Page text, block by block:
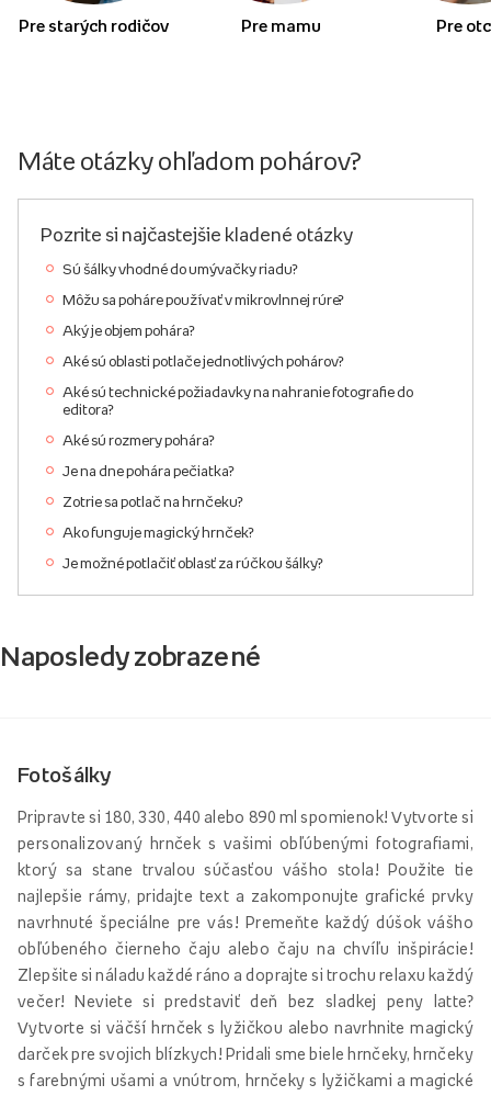
Pre starých rodičov Pre mamu Pre
Máte otázky ohľadom pohárov?
Pozrite si najčastejšie kladené otázky
Sú šálky vhodné do umývačky riadu?
Môžu sa poháre používať v mikrovlnnej rúre?
Aký je objem pohára?
Aké sú oblasti potlače jednotlivých pohárov?
Aké sú technické požiadavky na nahranie fotografie do
editora?
Aké sú rozmery pohára?
Je na dne pohára pečiatka?
Zotrie sa potlač na hrnčeku?
Ako funguje magický hrnček?
Je možné potlačiť oblasť za rúčkou šálky?
Naposledy zobrazené
Fotošálky
Pripravte si 180, 330, 440 alebo 890 ml spomienok! Vytvorte si
personalizovaný hrnček s vašimi obľúbenými fotografiami,
ktorý sa stane trvalou súčasťou vášho stola! Použite tie
najlepšie rámy, pridajte text a zakomponujte grafické prvky
navrhnuté špeciálne pre vás! Premeňte každý dúšok vášho
obľúbeného čierneho čaju alebo čaju na chvíľu inšpirácie!
Zlepšite si náladu každé ráno a doprajte si trochu relaxu každý
večer! Neviete si predstaviť deň bez sladkej peny latte?
Vytvorte si väčší hrnček s lyžičkou alebo navrhnite magický
darček pre svojich blízkych! Pridali sme biele hrnčeky, hrnčeky
s farebnými ušami a vnútrom, hrnčeky s lyžičkami a magické